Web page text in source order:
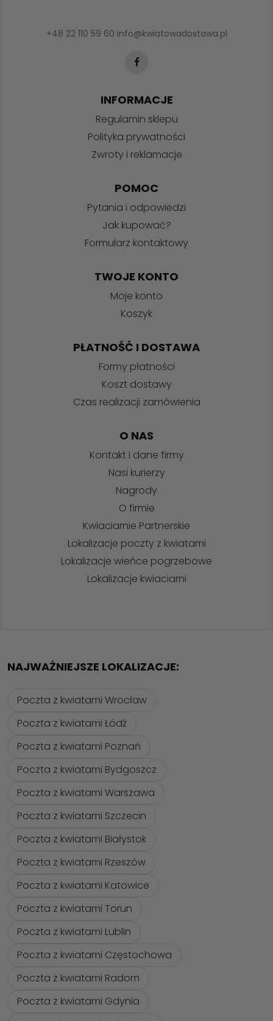
+48 22 110 59 60 info@kwiatowadostawa.pl
INFORMACJE
Regulamin sklepu
Polityka prywatności
Zwroty i reklamacje
POMOC
Pytania i odpowiedzi
Jak kupować?
Formularz kontaktowy
TWOJE KONTO
Moje konto
Koszyk
PŁATNOŚĆ I DOSTAWA
Formy płatności
Koszt dostawy
Czas realizacji zamówienia
O NAS
Kontakt i dane firmy
Nasi kurierzy
Nagrody
O firmie
Kwiaciarnie Partnerskie
Lokalizacje poczty z kwiatami
Lokalizacje wieńce pogrzebowe
Lokalizacje kwiaciarni
NAJWAŻNIEJSZE LOKALIZACJE:
Poczta z kwiatami Wrocław
Poczta z kwiatami Łódź
Poczta z kwiatami Poznań
Poczta z kwiatami Bydgoszcz
Poczta z kwiatami Warszawa
Poczta z kwiatami Szczecin
Poczta z kwiatami Białystok
Poczta z kwiatami Rzeszów
Poczta z kwiatami Katowice
Poczta z kwiatami Torun
Poczta z kwiatami Lublin
Poczta z kwiatami Częstochowa
Poczta z kwiatami Radom
Poczta z kwiatami Gdynia